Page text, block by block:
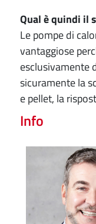
Qual è quindi il
Le pompe di
vantaggiose
esclusivamente
sicuramente la
e pellet, la
Info